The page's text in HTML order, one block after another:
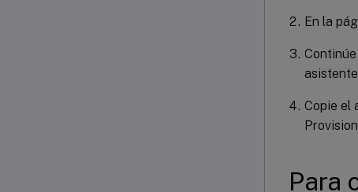
En la
Copie el
Para